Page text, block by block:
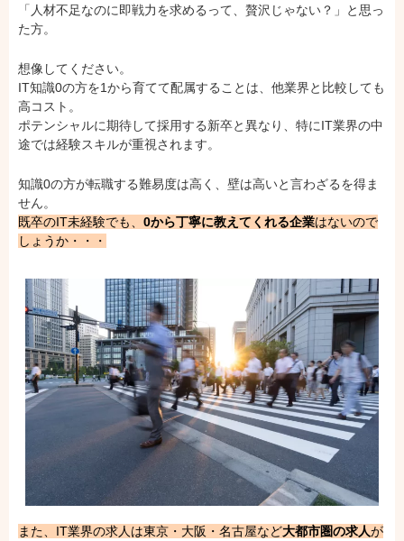
「人材不足なのに即戦力を求めるって、贅沢じゃない？」と思っ
た方。
想像してください。
IT知識0の方を1から育てて配属することは、他業界と比較しても
高コスト。
ポテンシャルに期待して採用する新卒と異なり、特にIT業界の中
途では経験スキルが重視されます。
知識0の方が転職する難易度は高く、壁は高いと言わざるを得ま
せん。
既卒のIT未経験でも、 0から丁寧に教えてくれる企業はないので
しょうか・・・
また、IT業界の求人は東京・大阪・名古屋など大都市圏の求人が